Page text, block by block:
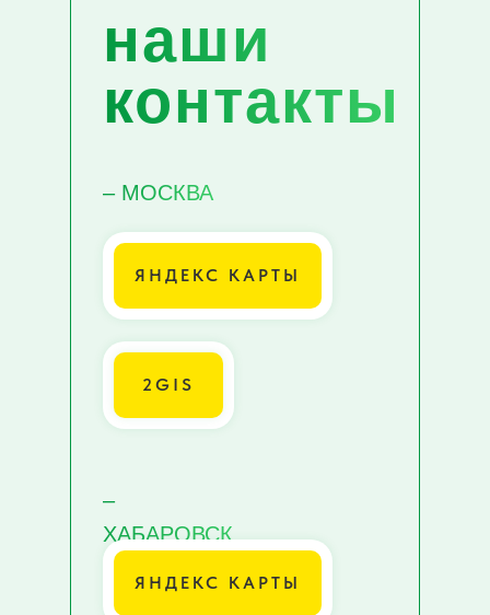
наши
контакты
2GIS
ЯНДЕКС КАРТЫ
– МОСКВА
–
ХАБАРОВСК
ЯНДЕКС КАРТЫ